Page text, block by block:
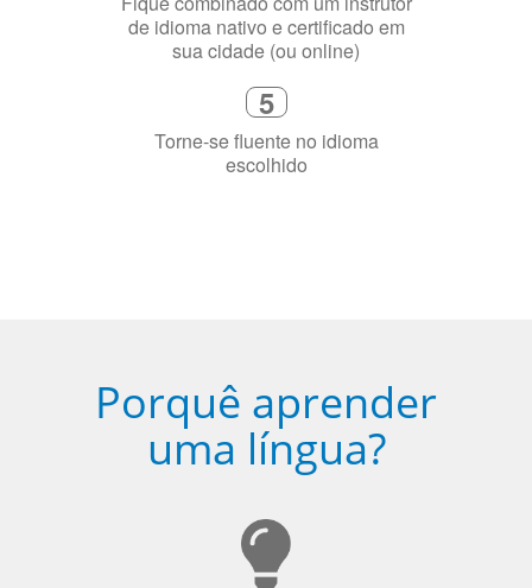
4
Fique combinado com um instrutor
de idioma nativo e certificado em
sua cidade (ou online)
5
Porquê aprender
uma língua?